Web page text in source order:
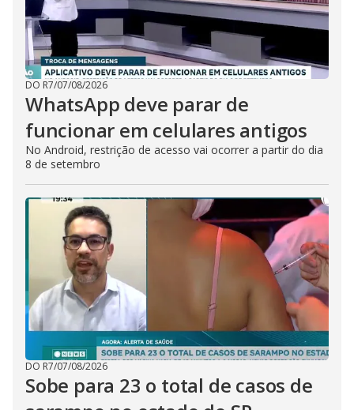
DO R7/07/08/2026
WhatsApp deve parar de
funcionar em celulares antigos
No Android, restrição de acesso vai ocorrer a partir do dia
8 de setembro
DO R7/07/08/2026
Sobe para 23 o total de casos de